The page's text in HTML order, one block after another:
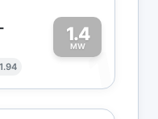
1.4
MW1